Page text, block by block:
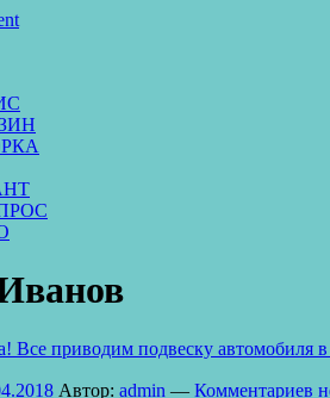
Все приводим подвеску автомобиля
Автор: admin — Комментариев